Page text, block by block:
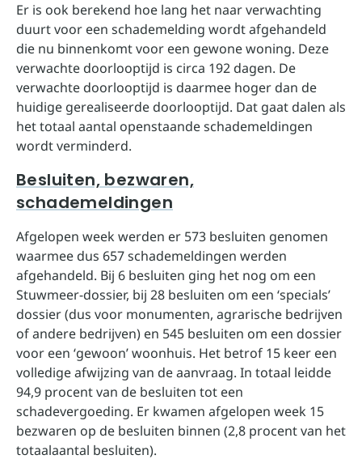
Er is ook berekend hoe lang het naar verwachting
duurt voor een schademelding wordt afgehandeld
die nu binnenkomt voor een gewone woning. Deze
verwachte doorlooptijd is circa 192 dagen. De
verwachte doorlooptijd is daarmee hoger dan de
huidige gerealiseerde doorlooptijd. Dat gaat dalen als
het totaal aantal openstaande schademeldingen
wordt verminderd.
Besluiten, bezwaren,
schademeldingen
Afgelopen week werden er 573 besluiten genomen
waarmee dus 657 schademeldingen werden
afgehandeld. Bij 6 besluiten ging het nog om een
Stuwmeer-dossier, bij 28 besluiten om een ‘specials’
dossier (dus voor monumenten, agrarische bedrijven
of andere bedrijven) en 545 besluiten om een dossier
voor een ‘gewoon’ woonhuis. Het betrof 15 keer een
volledige afwijzing van de aanvraag. In totaal leidde
94,9 procent van de besluiten tot een
schadevergoeding. Er kwamen afgelopen week 15
bezwaren op de besluiten binnen (2,8 procent van het
totaalaantal besluiten).